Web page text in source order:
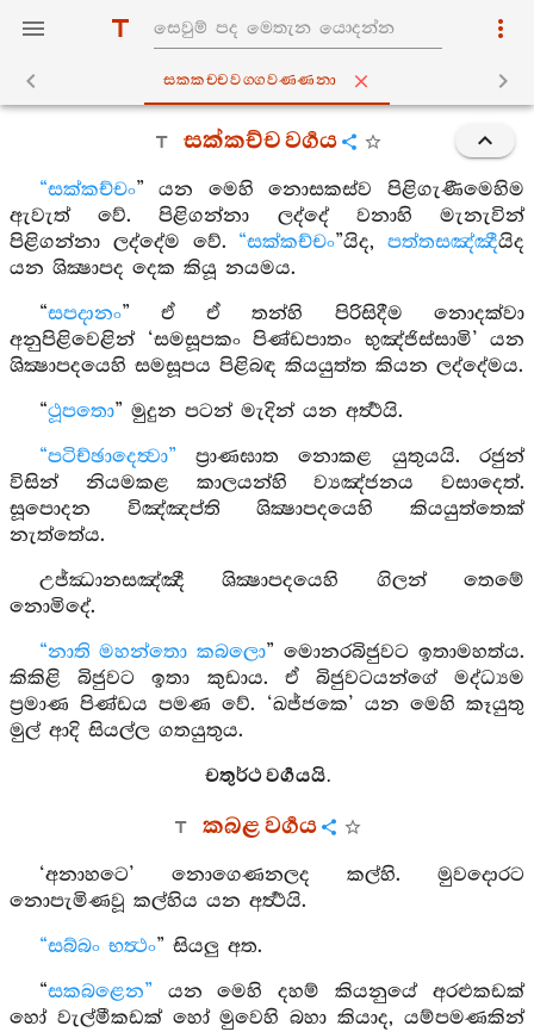
සක‍්කච‍්චවග‍්ගවණ‍්ණනා
සක්කච්ච වර්‍ගය
“සක්කච්චං” යන මෙහි නොසකස්ව පිළිගැණීමෙහිම
ඇවැත් වේ. පිළිගන්නා ලද්දේ වනාහි මැනැවින්
පිළිගන්නා ලද්දේම වේ. “සක්කච්චං”යිද, පත්තසඤ්ඤීයිද
යන ශික්‍ෂාපද දෙක කියූ නයමය.
“සපදානං” ඒ ඒ තන්හි පිරිසිදීම නොදක්වා
අනුපිළිවෙළින් ‘සමසූපකං පිණ්ඩපාතං භුඤ්ජිස්සාමි’ යන
ශික්‍ෂාපදයෙහි සමසූපය පිළිබඳ කියයුත්ත කියන ලද්දේමය.
“ථූපතො” මුදුන පටන් මැදින් යන අර්‍ත්‍ථයි.
“පටිච්ඡාදෙත්‍වා” ප්‍රාණඝාත නොකළ යුතුයයි. රජුන්
විසින් නියමකළ කාලයන්හි ව්‍යඤ්ජනය වසාදෙත්.
සූපොදන විඤ්ඤප්ති ශික්‍ෂාපදයෙහි කියයුත්තෙක්
නැත්තේය.
උජ්ඣානසඤ්ඤී ශික්‍ෂාපදයෙහි ගිලන් තෙමේ
නොමිදේ.
“නාති මහන්තො කබලො” මොනරබිජුවට ඉතාමහත්ය.
කිකිළි බිජුවට ඉතා කුඩාය. ඒ බිජුවටයන්ගේ මද්ධ්‍යම
ප්‍රමාණ පිණ්ඩය පමණ වේ. ‘ඛජ්ජකෙ’ යන මෙහි කෑයුතු
මුල් ආදි සියල්ල ගතයුතුය.
චතුර්ථ වර්‍ගයයි.
කබළ වර්‍ගය
‘අනාහටෙ’ නොගෙණනලද කල්හි. මුවදොරට
නොපැමිණවූ කල්හිය යන අර්‍ත්‍ථයි.
“සබ්බං භත්‍ථං” සියලු අත.
“සකබළෙන” යන මෙහි දහම් කියනුයේ අරළුකඩක්
හෝ වැල්මීකඩක් හෝ මුවෙහි බහා කියාද, යම්පමණකින්